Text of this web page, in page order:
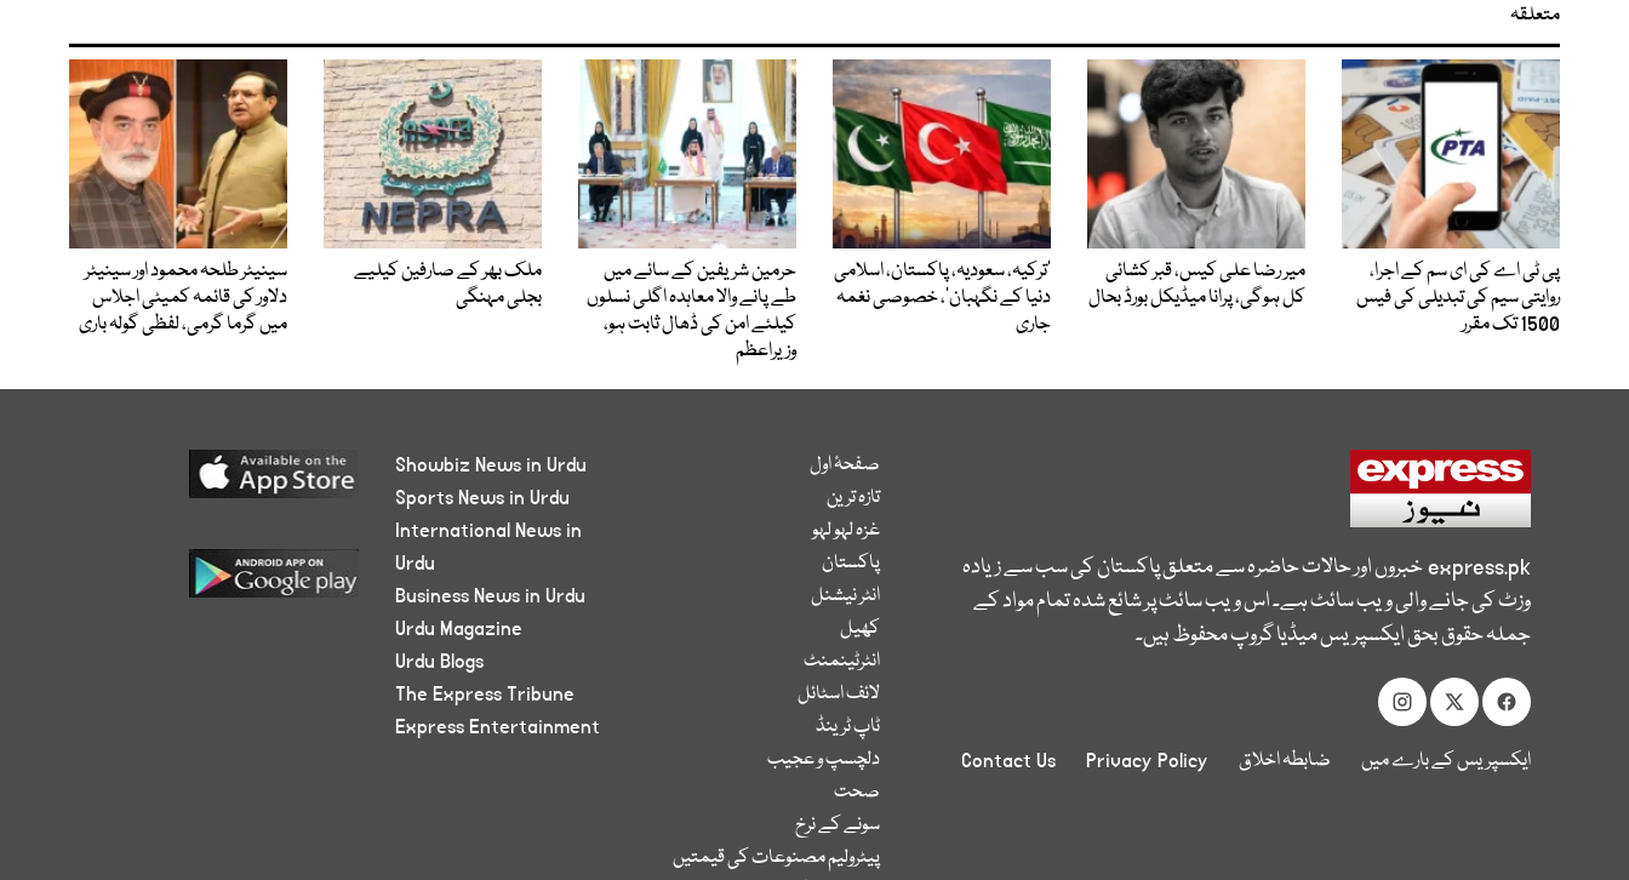
متعلقہ
پی ٹی اے کی ای سم کے اجرا،
روایتی سیم کی تبدیلی کی فیس
1500 تک مقرر
میر رضا علی کیس، قبر کشائی
کل ہوگی، پرانا میڈیکل بورڈ بحال
‘ترکیہ، سعودیہ، پاکستان، اسلامی
دنیا کے نگہبان’، خصوصی نغمہ
جاری
حرمین شریفین کے سائے میں
طے پانے والا معاہدہ اگلی نسلوں
کیلئے امن کی ڈھال ثابت ہو،
وزیراعظم
ملک بھر کے صارفین کیلیے
بجلی مہنگی
سینیٹر طلحہ محمود اور سینیٹر
دلاور کی قائمہ کمیٹی اجلاس
میں گرما گرمی، لفظی گولہ باری
express.pkخبروں اور حالات حاضرہ سے متعلق پاکستان کی سب سے زیادہ
وزٹ کی جانے والی ویب سائٹ ہے۔ اس ویب سائٹ پر شائع شدہ تمام مواد کے
جملہ حقوق بحق ایکسپریس میڈیا گروپ محفوظ ہیں۔
ایکسپریس کے بارے میں ضابطہ اخلاق Privacy Policy
Contact Us
صفحۂ اول
تازہ ترین
غزہ لہو لہو
پاکستان
انٹر نیشنل
کھیل
انٹرٹینمنٹ
لائف اسٹائل
ٹاپ ٹرینڈ
دلچسپ و عجیب
صحت
سونے کے نرخ
پیٹرولیم مصنوعات کی قیمتیں
Showbiz News in Urdu
Sports News in Urdu
International News in
Urdu
Business News in Urdu
Urdu Magazine
Urdu Blogs
The Express Tribune
Express Entertainment